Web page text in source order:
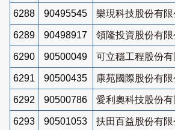
6288 90495545 樂現科技股份有限
6289 90498917 領隆投資股份有限
6290 90500049 可立穩工程股份有
6291 90500435 康苑國際股份有限
6292 90500786 愛利奧科技股份有
6293 90501053 扶田百益股份有限